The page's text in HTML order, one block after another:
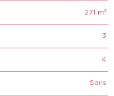
271 m²
3
4
Sans